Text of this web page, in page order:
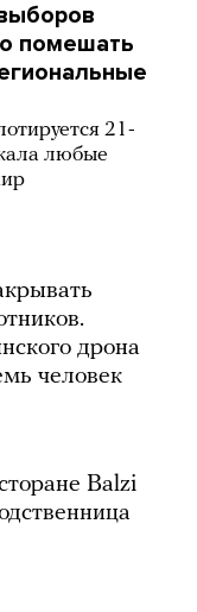
помешать
21-
любые
дрона
человек
Balzi